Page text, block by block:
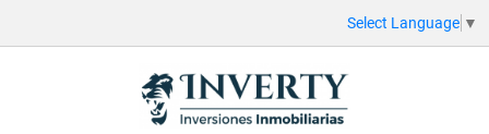
Select Language ▼